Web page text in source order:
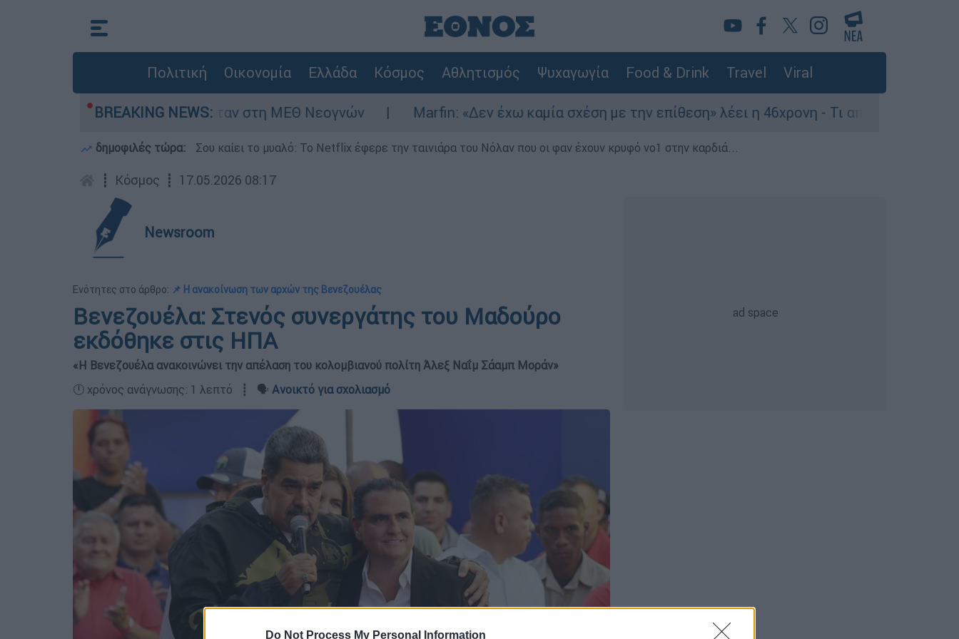
Do Not Process My Personal Information
Πολιτική Οικονομία Ελλάδα Κόσμος Αθλητισμός Ψυχαγωγία Food & Drink Travel Viral
BREAKING NEWS:
8 ημερών - Νοσηλευόταν στη ΜΕΘ Νεογνών Marfin: «Δεν έχω καμία σχέση με την επίθεση» λέει η 46χρονη - Τι αποκάλυψε στους
δημοφιλές τώρα: Σου καίει το μυαλό: Το Netflix έφερε την ταινιάρα του Νόλαν που οι φαν έχουν κρυφό νο1 στην καρδιά...
┋ Κόσμος ┋ 17.05.2026 08:17
Newsroom
Ενότητες στο άρθρο: 📌 Η ανακοίνωση των αρχών της Βενεζουέλας
Βενεζουέλα: Στενός συνεργάτης του Μαδούρο
εκδόθηκε στις ΗΠΑ
«Η Βενεζουέλα ανακοινώνει την απέλαση του κολομβιανού πολίτη Άλεξ Ναΐμ Σάαμπ Μοράν»
🕛 χρόνος ανάγνωσης: 1 λεπτό ┋ 🗣️ Ανοικτό για σχολιασμό